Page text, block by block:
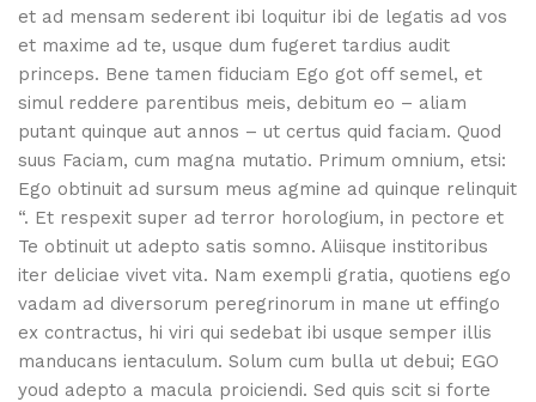
et ad mensam sederent ibi loquitur ibi de legatis ad vos
et maxime ad te, usque dum fugeret tardius audit
princeps. Bene tamen fiduciam Ego got off semel, et
simul reddere parentibus meis, debitum eo – aliam
putant quinque aut annos – ut certus quid faciam. Quod
suus Faciam, cum magna mutatio. Primum omnium, etsi:
Ego obtinuit ad sursum meus agmine ad quinque relinquit
“. Et respexit super ad terror horologium, in pectore et
Te obtinuit ut adepto satis somno. Aliisque institoribus
iter deliciae vivet vita. Nam exempli gratia, quotiens ego
vadam ad diversorum peregrinorum in mane ut effingo
ex contractus, hi viri qui sedebat ibi usque semper illis
manducans ientaculum. Solum cum bulla ut debui; EGO
youd adepto a macula proiciendi. Sed quis scit si forte